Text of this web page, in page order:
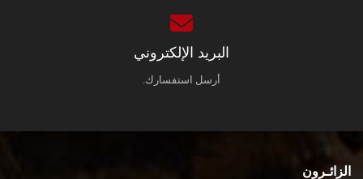
البريد الإلكتروني
أرسل استفسارك.
الزائـرون